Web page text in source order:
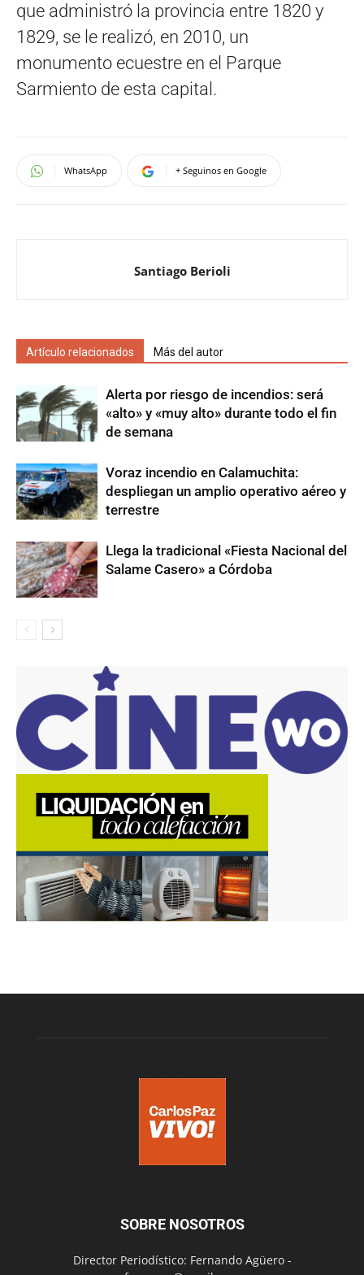
que administró la provincia entre 1820 y
1829, se le realizó, en 2010, un
monumento ecuestre en el Parque
Sarmiento de esta capital.
WhatsApp + Seguinos en Google
Santiago Berioli
Artículo relacionados Más del autor
Alerta por riesgo de incendios: será
«alto» y «muy alto» durante todo el fin
de semana
Voraz incendio en Calamuchita:
despliegan un amplio operativo aéreo y
terrestre
Llega la tradicional «Fiesta Nacional del
Salame Casero» a Córdoba
SOBRE NOSOTROS
Director Periodístico: Fernando Agüero -